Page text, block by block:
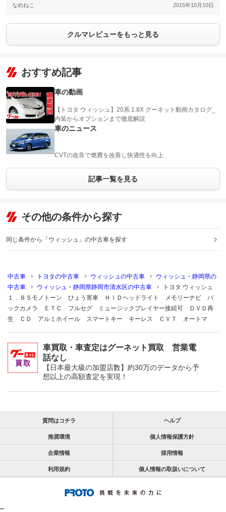
なめねこ 2015年10月10日
クルマレビューをもっと見る
おすすめ記事
車の動画
【トヨタ ウィッシュ】20系 1.8X グーネット動画カタログ_
内装からオプションまで徹底解説
車のニュース
CVTの改良で燃費を改善し快適性を向上
記事一覧を見る
その他の条件から探す
同じ条件から「ウィッシュ」の中古車を探す
中古車 トヨタの中古車 ウィッシュの中古車
ウィッシュ・静岡県の
中古車
ウィッシュ・静岡県静岡市清水区の中古車
トヨタ ウィッシュ
１．８Ｓモノトーン ひょう害車 ＨＩＤヘッドライト メモリーナビ バ
ックカメラ ＥＴＣ フルセグ ミュージックプレイヤー接続可 ＤＶＤ再
生 ＣＤ アルミホイール スマートキー キーレス ＣＶＴ オートマ
車買取・車査定はグーネット買取 営業電
話なし
【日本最大級の加盟店数】約30万のデータから予
想以上の高額査定を実現！
質問はコチラ ヘルプ
推奨環境 個人情報保護方針
企業情報 採用情報
利用規約 個人情報の取扱いについて
""